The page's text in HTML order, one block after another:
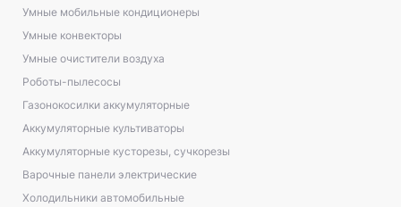
Умные мобильные кондиционеры
Умные конвекторы
Умные очистители воздуха
Роботы-пылесосы
Газонокосилки аккумуляторные
Аккумуляторные культиваторы
Аккумуляторные кусторезы, сучкорезы
Варочные панели электрические
Холодильники автомобильные